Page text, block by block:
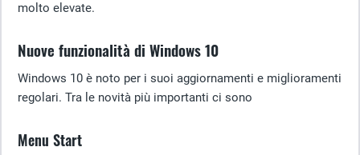
molto elevate.
Nuove funzionalità di Windows 10
Windows 10 è noto per i suoi aggiornamenti e miglioramenti
regolari. Tra le novità più importanti ci sono
Menu Start